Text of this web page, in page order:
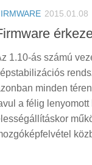
2015.01.08
1.10-ás számú
minden
a félig